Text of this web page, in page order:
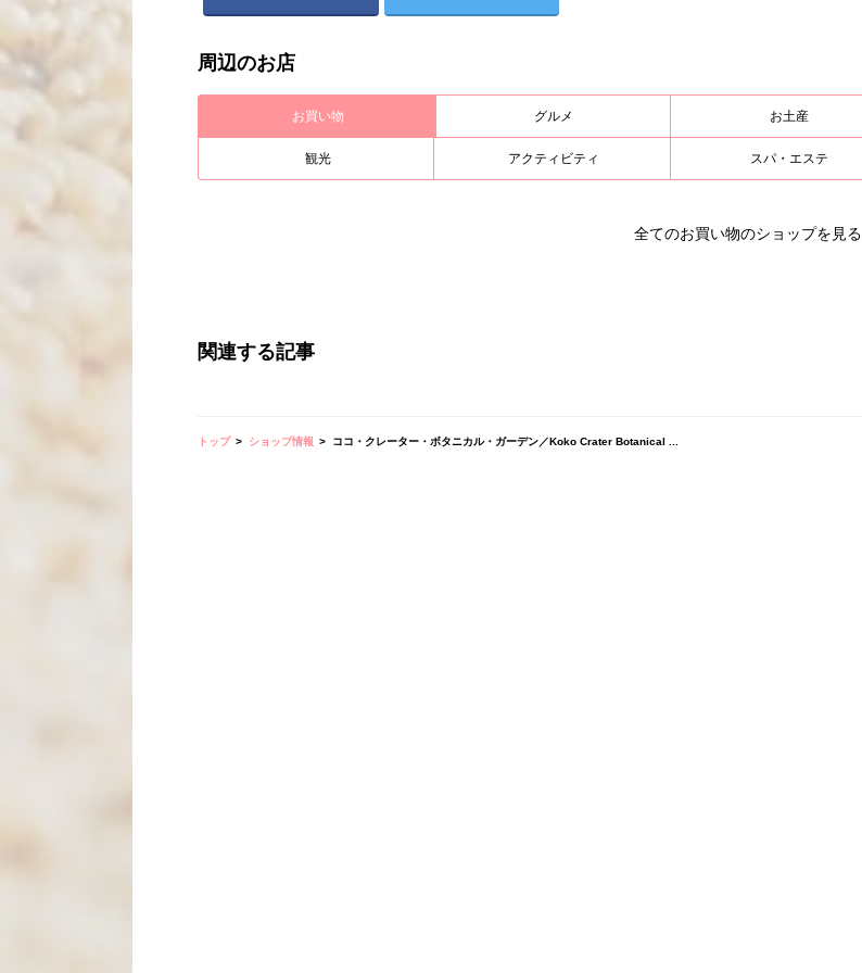
周辺のお店
お買い物 グルメ お土産
観光 アクティビティ スパ・エステ
全てのお買い物のショップを見る
関連する記事
トップ ショップ情報 ココ・クレーター・ボタニカル・ガーデン／Koko Crater Botanical ...